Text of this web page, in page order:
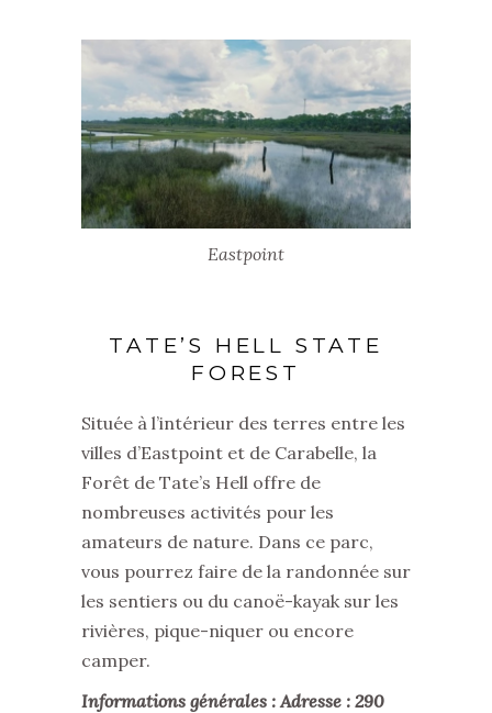
Eastpoint
TATE’S HELL STATE
FOREST
Située à l’intérieur des terres entre les
villes d’Eastpoint et de Carabelle, la
Forêt de Tate’s Hell offre de
nombreuses activités pour les
amateurs de nature. Dans ce parc,
vous pourrez faire de la randonnée sur
les sentiers ou du canoë-kayak sur les
rivières, pique-niquer ou encore
camper.
Informations générales : Adresse : 290